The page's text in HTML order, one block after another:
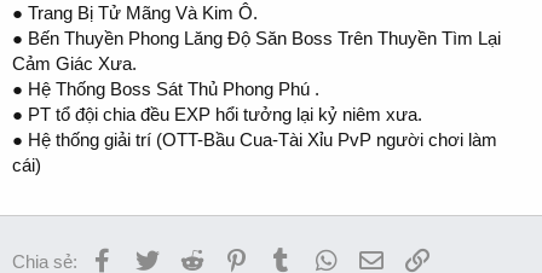
● Trang Bị Tử Mãng Và Kim Ô.
● Bến Thuyền Phong Lăng Độ Săn Boss Trên Thuyền Tìm Lại
Cảm Giác Xưa.
● Hệ Thống Boss Sát Thủ Phong Phú .
● PT tổ đội chia đều EXP hổi tưởng lại kỷ niêm xưa.
● Hệ thống giải trí (OTT-Bầu Cua-Tài Xỉu PvP người chơi làm
cái)
Chia sẻ: Facebook
TwitterReddit PinterestTumblrWhatsApp
EmailLink